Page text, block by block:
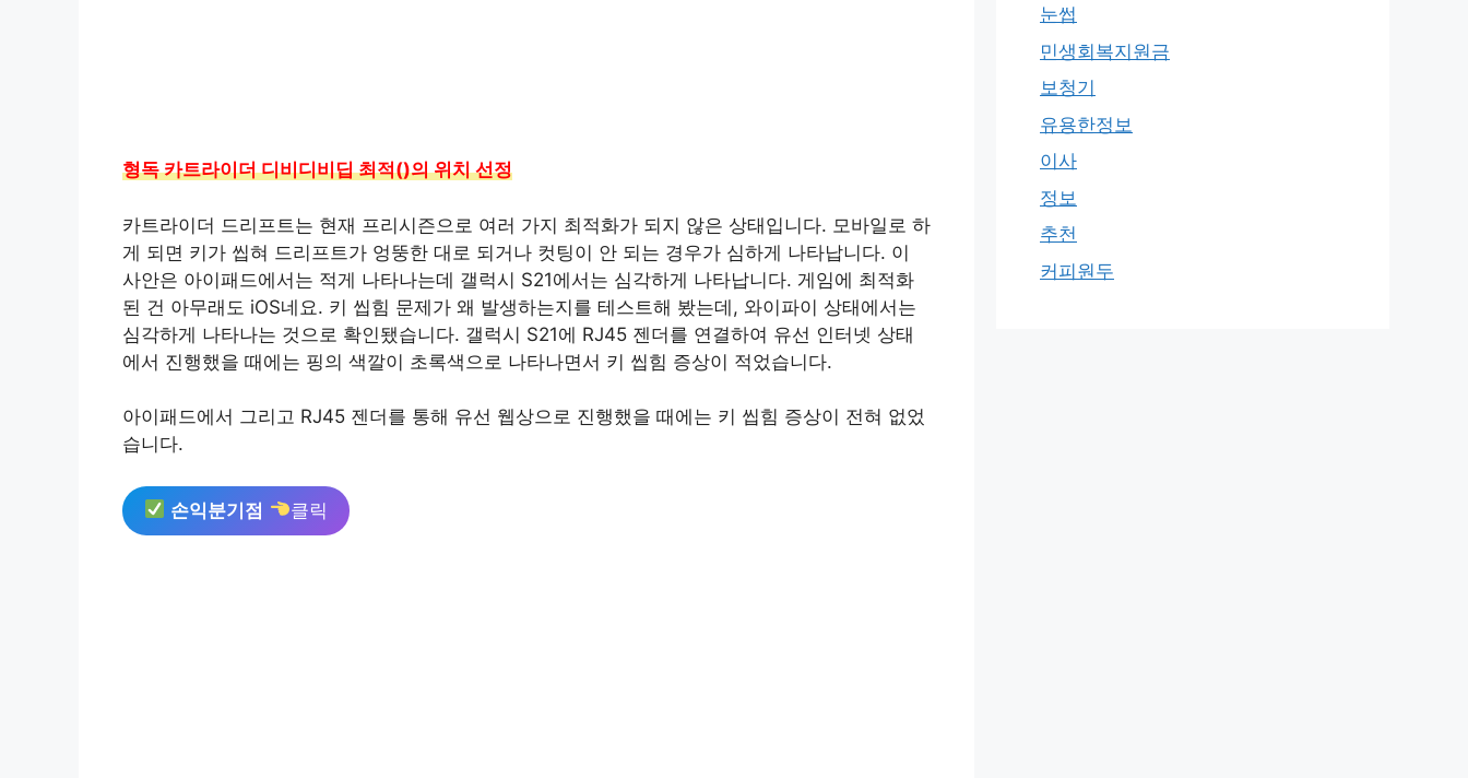
형독 카트라이더 디비디비딥 최적()의 위치 선정
카트라이더 드리프트는 현재 프리시즌으로 여러 가지 최적화가 되지 않은 상태입니다. 모바일로 하
게 되면 키가 씹혀 드리프트가 엉뚱한 대로 되거나 컷팅이 안 되는 경우가 심하게 나타납니다. 이
사안은 아이패드에서는 적게 나타나는데 갤럭시 S21에서는 심각하게 나타납니다. 게임에 최적화
된 건 아무래도 iOS네요. 키 씹힘 문제가 왜 발생하는지를 테스트해 봤는데, 와이파이 상태에서는
심각하게 나타나는 것으로 확인됐습니다. 갤럭시 S21에 RJ45 젠더를 연결하여 유선 인터넷 상태
에서 진행했을 때에는 핑의 색깔이 초록색으로 나타나면서 키 씹힘 증상이 적었습니다.
아이패드에서 그리고 RJ45 젠더를 통해 유선 웹상으로 진행했을 때에는 키 씹힘 증상이 전혀 없었
습니다.
손익분기점 클릭
눈썹
민생회복지원금
보청기
유용한정보
이사
정보
추천
커피원두